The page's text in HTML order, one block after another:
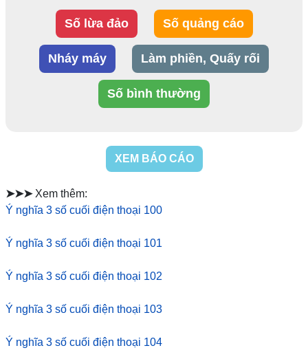
Số lừa đảo Số quảng cáo
Nháy máy Làm phiền, Quấy rối
Số bình thường
XEM BÁO CÁO
➤➤➤ Xem thêm:
Ý nghĩa 3 số cuối điện thoại 100
Ý nghĩa 3 số cuối điện thoại 101
Ý nghĩa 3 số cuối điện thoại 102
Ý nghĩa 3 số cuối điện thoại 103
Ý nghĩa 3 số cuối điện thoại 104